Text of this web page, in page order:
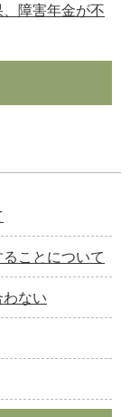
障害年金が不
ことについて
ない